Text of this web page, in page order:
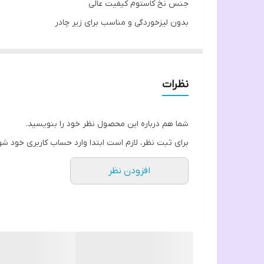
جنس نخ کاستوم کیفیت عالی
بدون لیزخوردگی و مناسب برای زیر چادر
نظرات
شما هم درباره این محصول نظر خود را بنویسید.
برای ثبت نظر، لازم است ابتدا وارد حساب کاربری خود
افزودن نظر